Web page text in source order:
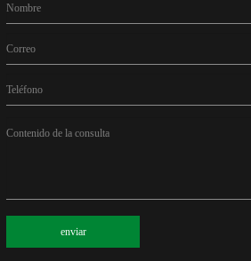
Nombre
Correo
Teléfono
Contenido de la consulta
enviar